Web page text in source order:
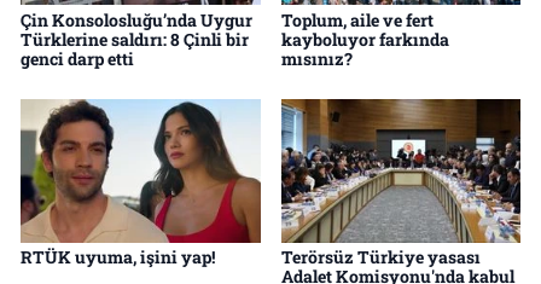
Çin Konsolosluğu’nda Uygur
Türklerine saldırı: 8 Çinli bir
genci darp etti
Toplum, aile ve fert
kayboluyor farkında
mısınız?
RTÜK uyuma, işini yap!
Terörsüz Türkiye yasası
Adalet Komisyonu'nda kabul